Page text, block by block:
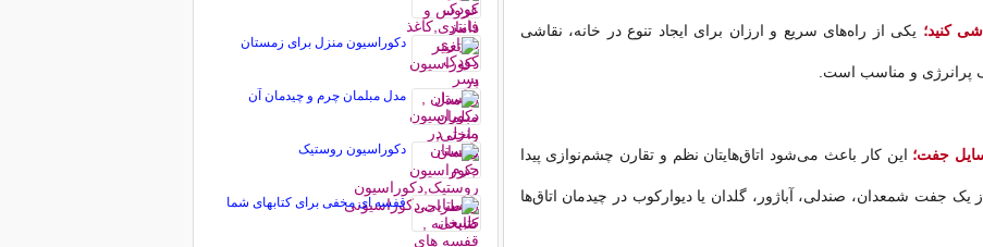
کنید؛ یکی از راه‌های سریع و ارزان برای ایجاد تنوع در خانه، نقاشی
پرانرژی و مناسب است.
جفت؛ این کار باعث می‌شود اتاق‌هایتان نظم و تقارن چشم‌نوازی پیدا
یک جفت شمعدان، صندلی، آباژور، گلدان یا دیوارکوب در چیدمان اتاق‌ها
دکوراسیون منزل برای زمستان
مدل مبلمان چرم و چیدمان آن
دکوراسیون روستیک
قفسه ای مخفی برای کتابهای شما